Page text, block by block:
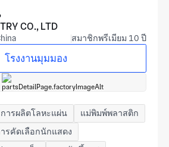
CO., LTD
สมาชิกพรีเมียม 10 ปี
โรงงานมุมมอง
การผลิตโลหะแผ่น
แม่พิมพ์พลาสติก
รคัดเลือกนักแสดง